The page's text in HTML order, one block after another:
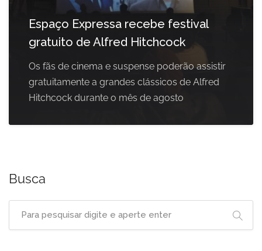
Espaço Expressa recebe festival
gratuito de Alfred Hitchcock
Os fãs de cinema e suspense poderão assistir
gratuitamente a grandes clássicos de Alfred
Hitchcock durante o mês de agosto
Busca